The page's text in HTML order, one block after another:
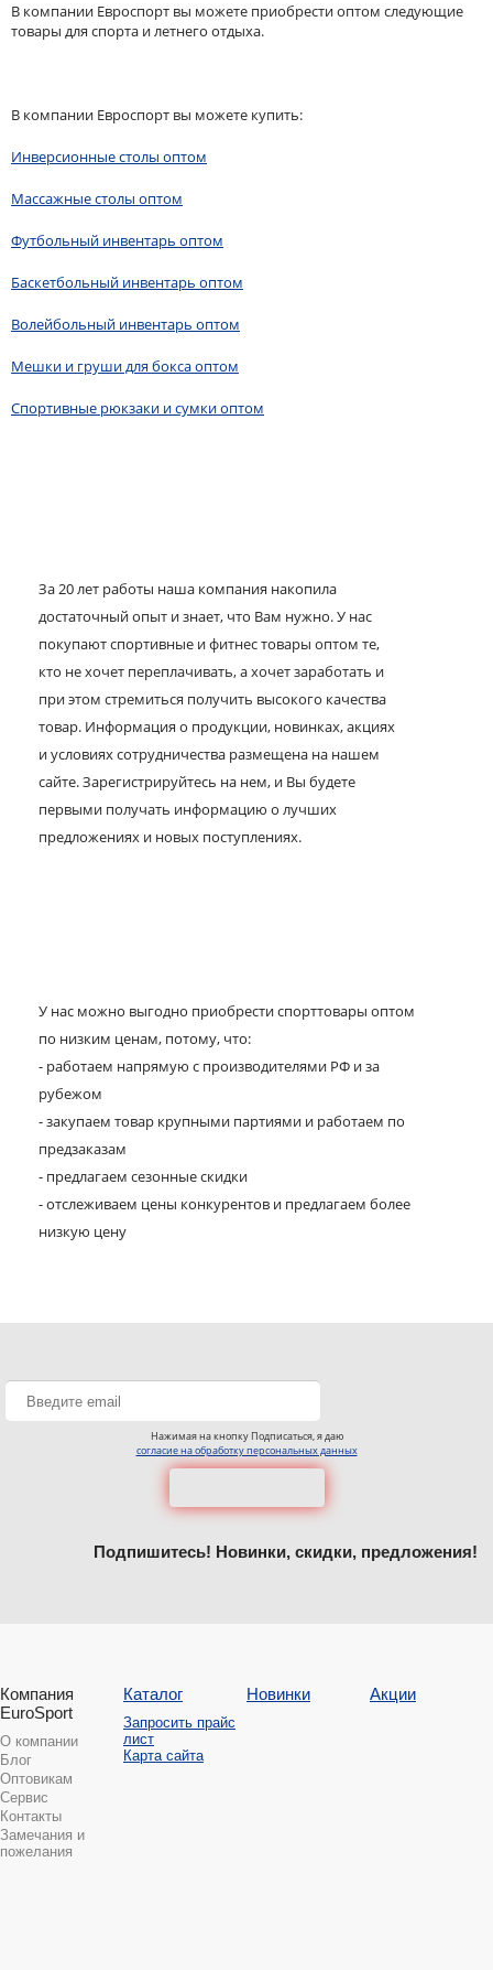
В компании Евроспорт вы можете приобрести оптом следующие
товары для спорта и летнего отдыха.
В компании Евроспорт вы можете купить:
Инверсионные столы оптом
Массажные столы оптом
Футбольный инвентарь оптом
Баскетбольный инвентарь оптом
Волейбольный инвентарь оптом
Мешки и груши для бокса оптом
Спортивные рюкзаки и сумки оптом
За 20 лет работы наша компания накопила
достаточный опыт и знает, что Вам нужно. У нас
покупают спортивные и фитнес товары оптом те,
кто не хочет переплачивать, а хочет заработать и
при этом стремиться получить высокого качества
товар. Информация о продукции, новинках, акциях
и условиях сотрудничества размещена на нашем
сайте. Зарегистрируйтесь на нем, и Вы будете
первыми получать информацию о лучших
предложениях и новых поступлениях.
У нас можно выгодно приобрести спорттовары оптом
по низким ценам, потому, что:
- работаем напрямую с производителями РФ и за
рубежом
- закупаем товар крупными партиями и работаем по
предзаказам
- предлагаем сезонные скидки
- отслеживаем цены конкурентов и предлагаем более
низкую цену
Нажимая на кнопку Подписаться, я даю
согласие на обработку персональных данных
Подпишитесь! Новинки, скидки, предложения!
Компания
EuroSport
О компании
Блог
Оптовикам
Сервис
Контакты
Замечания и
пожелания
Каталог
Запросить прайс
лист
Карта сайта
Новинки Акции